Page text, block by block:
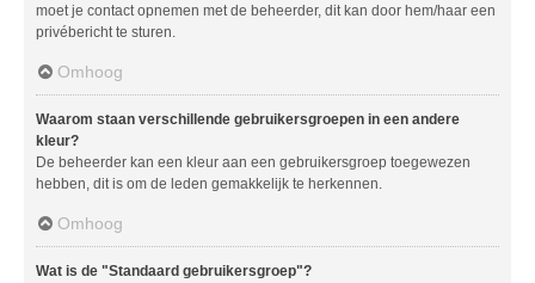
moet je contact opnemen met de beheerder, dit kan door hem/haar een
privébericht te sturen.
Omhoog
Waarom staan verschillende gebruikersgroepen in een andere
kleur?
De beheerder kan een kleur aan een gebruikersgroep toegewezen
hebben, dit is om de leden gemakkelijk te herkennen.
Omhoog
Wat is de "Standaard gebruikersgroep"?